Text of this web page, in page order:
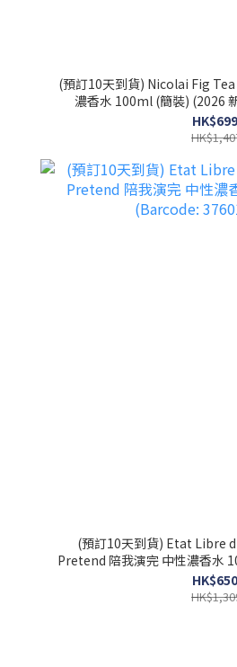
(預訂10天到貨) Nicolai Fig
濃香水 100ml (簡裝) (2026
(預訂10天到貨) Etat Libre
Pretend 陪我演完 中性濃香水